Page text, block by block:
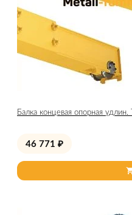
Балка концевая опорная
46 771 ₽